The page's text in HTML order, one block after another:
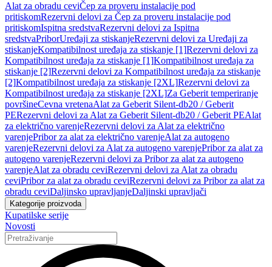
Alat za obradu ceviČep za proveru instalacije pod
pritiskomRezervni delovi za Čep za proveru instalacije pod
pritiskomIspitna sredstvaRezervni delovi za Ispitna
sredstvaPriborUređaji za stiskanjeRezervni delovi za Uređaji za
stiskanjeKompatibilnost uređaja za stiskanje [1]Rezervni delovi za
Kompatibilnost uređaja za stiskanje [1]Kompatibilnost uređaja za
stiskanje [2]Rezervni delovi za Kompatibilnost uređaja za stiskanje
[2]Kompatibilnost uređaja za stiskanje [2XL]Rezervni delovi za
Kompatibilnost uređaja za stiskanje [2XL]Za Geberit temperiranje
površineCevna vretenaAlat za Geberit Silent-db20 / Geberit
PERezervni delovi za Alat za Geberit Silent-db20 / Geberit PEAlat
za električno varenjeRezervni delovi za Alat za električno
varenjePribor za alat za električno varenjeAlat za autogeno
varenjeRezervni delovi za Alat za autogeno varenjePribor za alat za
autogeno varenjeRezervni delovi za Pribor za alat za autogeno
varenjeAlat za obradu ceviRezervni delovi za Alat za obradu
ceviPribor za alat za obradu ceviRezervni delovi za Pribor za alat za
obradu ceviDaljinsko upravljanjeDaljinski upravljači
Kategorije proizvoda
Kupatilske serije
Novosti